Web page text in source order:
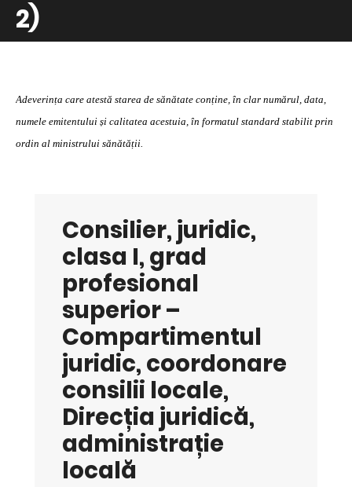
2)
Adeverința care atestă starea de sănătate conține, în clar numărul, data,
numele emitentului și calitatea acestuia, în formatul standard stabilit prin
ordin al ministrului sănătății.
Consilier, juridic,
clasa I, grad
profesional
superior –
Compartimentul
juridic, coordonare
consilii locale,
Direcția juridică,
administrație
locală